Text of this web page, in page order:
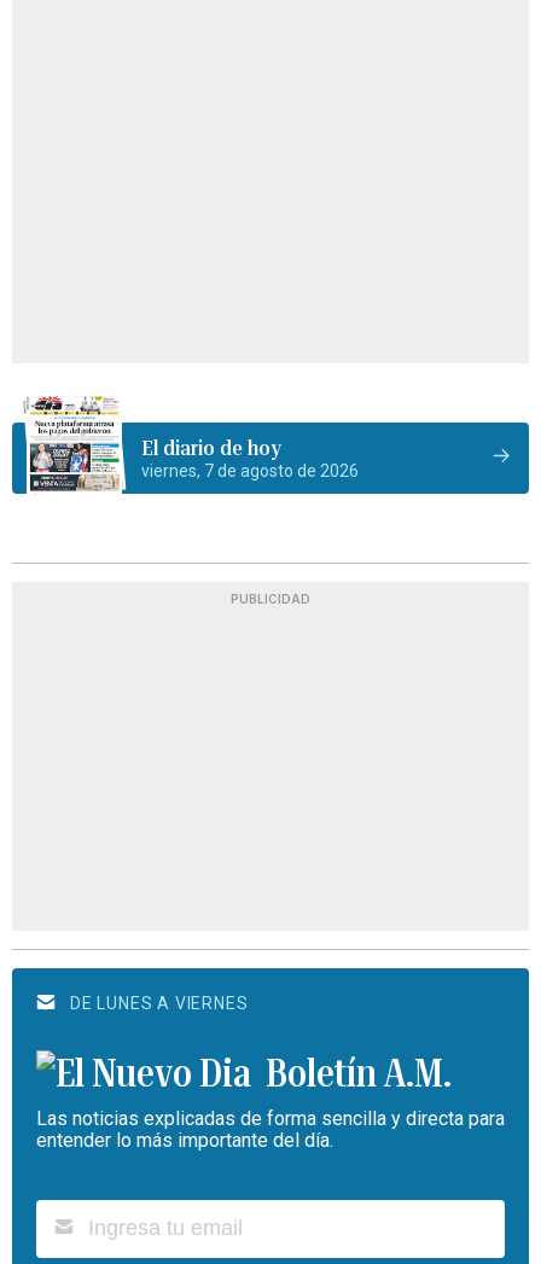
El diario de hoy
viernes, 7 de agosto de 2026
PUBLICIDAD
DE LUNES A VIERNES
Boletín A.M.
Las noticias explicadas de forma sencilla y directa para
entender lo más importante del día.